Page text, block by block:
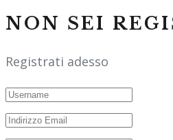
NON SEI
Registrati adesso